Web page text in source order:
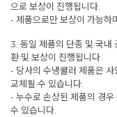
으로 보상이 진행됩니다.
- 제품으로만 보상이 가능하
3. 동일 제품의 단종 및 국내
환 및 보상이 진행됩니다.
- 당사의 수냉쿨러 제품은
교체될 수 있습니다.
- 누수로 손상된 제품의 경
수 있습니다.